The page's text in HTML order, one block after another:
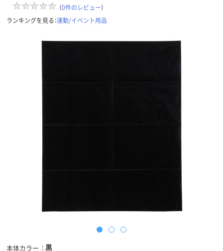
（0件のレビュー）
ランキングを見る：運動/イベント用品
本体カラー 黒